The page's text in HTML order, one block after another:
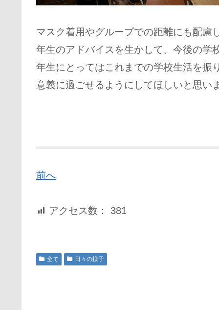
マスク着用やグループでの距離にも配慮
年生のアドバイスを生かして、今後の学
年生にとってはこれまでの学校生活を振
意義に過ごせるようにしてほしいと思い
前へ
アクセス数： 381
全て 日々の様子